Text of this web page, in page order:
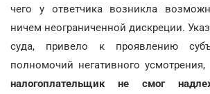
чего у ответчика возникла
ничем неограниченной дискреции.
суда, привело к проявлению
полномочий негативного усмотрения,
налогоплательщик не смог